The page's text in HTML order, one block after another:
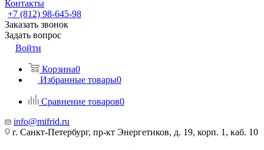
Контакты
+7 (812) 98-645-98
Заказать звонок
Задать вопрос
Войти
Корзина0
Избранные товары0
Сравнение товаров0
info@mifrid.ru
г. Санкт-Петербург, пр-кт Энергетиков, д. 19, корп. 1, каб. 10